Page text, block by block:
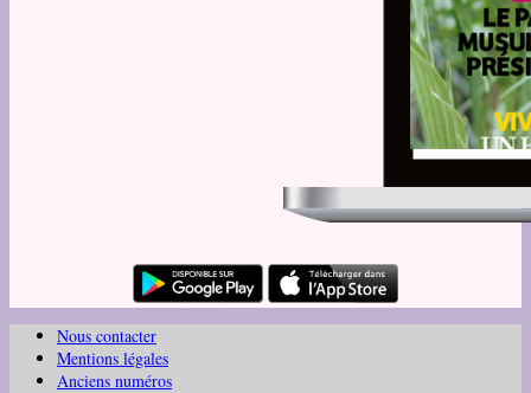
Nous contacter
Mentions légales
Anciens numéros